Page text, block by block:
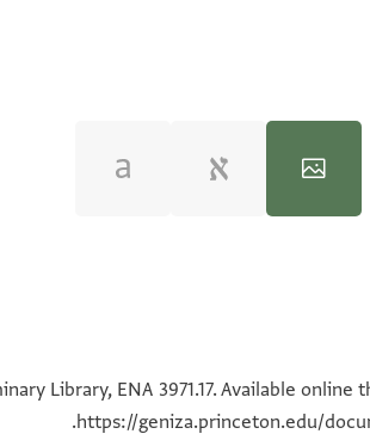
100%
100%
Library, ENA 3971.17. Available
https://geniza.princeton.edu/